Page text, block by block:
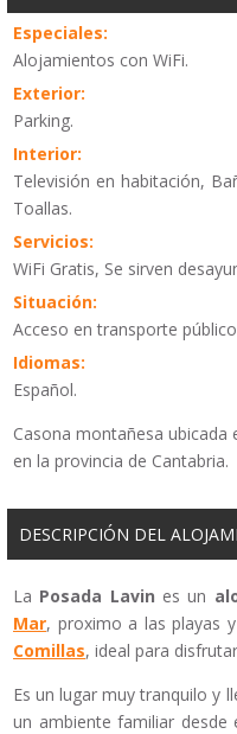
Especiales:
Alojamientos con WiFi.
Exterior:
Parking.
Interior:
Televisión en habitación,
Toallas.
Servicios:
WiFi Gratis, Se sirven
Situación:
Acceso en transporte
Idiomas:
Español.
Casona montañesa ubicada
en la provincia de Cantabria.
DESCRIPCIÓN DEL
La Posada Lavin es un
Mar, proximo a las playas
Comillas, ideal para
Es un lugar muy tranquilo y
un ambiente familiar desde